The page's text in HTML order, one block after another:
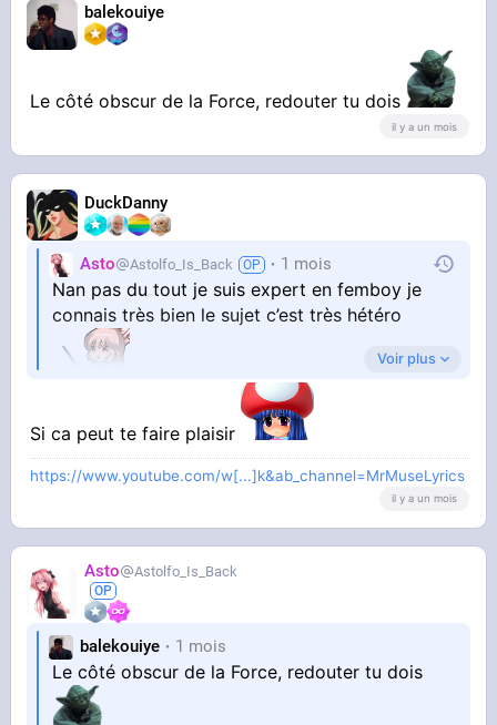
balekouiye
Le côté obscur de la Force, redouter tu dois
il y a un mois
DuckDanny
Asto Astolfo_Is_Back 1 mois
Nan pas du tout je suis expert en femboy je
connais très bien le sujet c’est très hétéro
Jaime tellement les femmes que je veux être à
leurs place des fois simplement
Jsuis sûrement un des plus hétéro du forum!
Voir plus
Si ca peut te faire plaisir
https://www.youtube.com/w[...]k&ab_channel=MrMuseLyrics
il y a un mois
Asto Astolfo_Is_Back
balekouiye 1 mois
Le côté obscur de la Force, redouter tu dois